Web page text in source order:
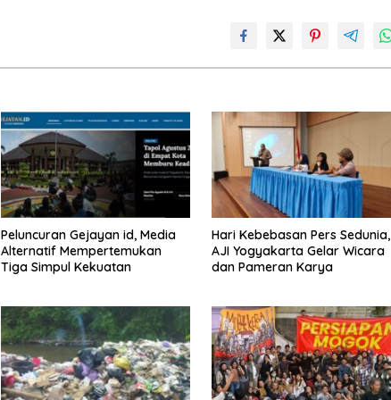
Peluncuran Gejayan id, Media
Alternatif Mempertemukan
Tiga Simpul Kekuatan
Hari Kebebasan Pers Sedunia,
AJI Yogyakarta Gelar Wicara
dan Pameran Karya